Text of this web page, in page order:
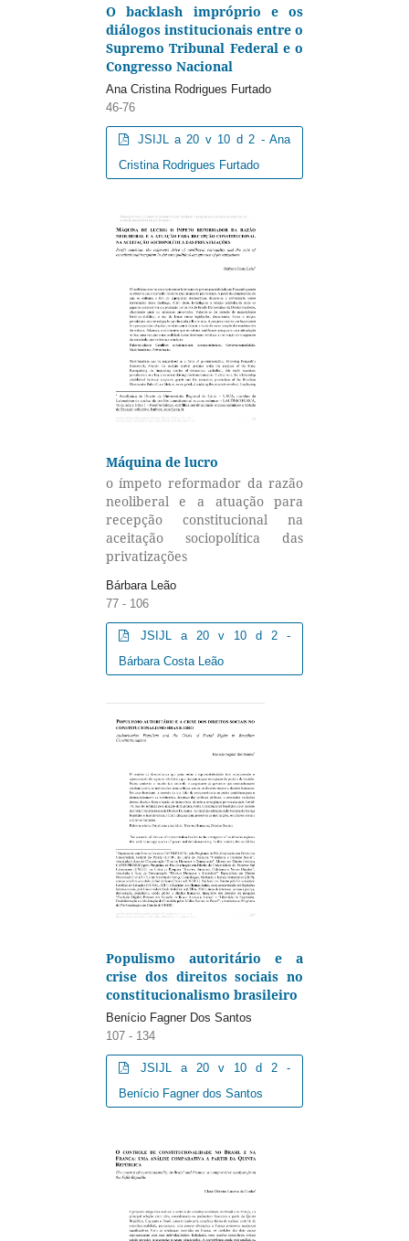
O backlash impróprio e os
diálogos institucionais entre o
Supremo Tribunal Federal e o
Congresso Nacional
Ana Cristina Rodrigues Furtado
46-76
JSIJL a 20 v 10 d 2 - Ana
Cristina Rodrigues Furtado
Máquina de lucro
o ímpeto reformador da razão
neoliberal e a atuação para
recepção constitucional na
aceitação sociopolítica das
privatizações
Bárbara Leão
77 - 106
JSIJL a 20 v 10 d 2 -
Bárbara Costa Leão
Populismo autoritário e a
crise dos direitos sociais no
constitucionalismo brasileiro
Benício Fagner Dos Santos
107 - 134
JSIJL a 20 v 10 d 2 -
Benício Fagner dos Santos